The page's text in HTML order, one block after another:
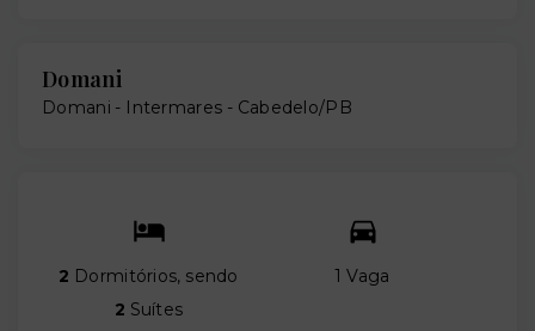
Domani
Domani - Intermares - Cabedelo/PB
2 Dormitórios, sendo
2 Suítes
1 Vaga